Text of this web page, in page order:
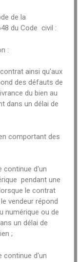
de la
du Code civil :
:
ainsi qu'aux
des défauts de
du bien au
dans un délai de
comportant des
continue d'un
pendant une
le contrat
vendeur répond
numérique ou de
un délai de
;
continue d'un